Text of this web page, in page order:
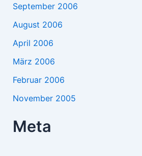
September 2006
August 2006
April 2006
März 2006
Februar 2006
November 2005
Meta